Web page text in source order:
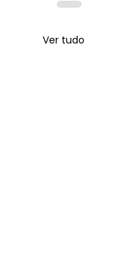
Ver tudo